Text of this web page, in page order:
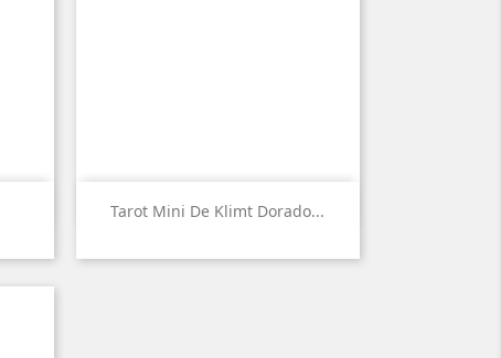
Tarot Mini De Klimt Dorado...
 Vista rápida